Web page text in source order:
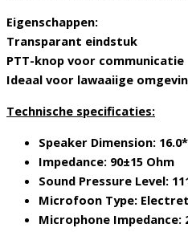
Eigenschappen:
Transparant eindstuk
PTT-knop voor communicatie
Ideaal voor lawaaiige
Technische specificaties:
Speaker Dimension:
Impedance: 90±15 Ohm
Sound Pressure Level:
Microfoon Type:
Microphone Impedance: